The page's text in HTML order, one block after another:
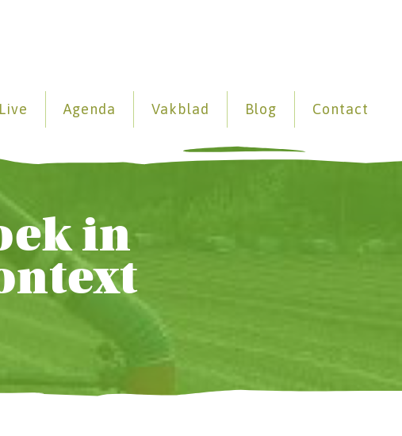
Live Agenda Vakblad Blog Contact
in